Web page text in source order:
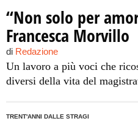
“Non solo per
Francesca Morvillo
di Redazione
Un lavoro a più voci che
diversi della vita del
TRENT'ANNI DALLE STRAGI